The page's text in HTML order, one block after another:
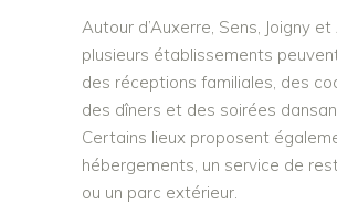
Autour d’Auxerre, Sens, Joigny et
plusieurs établissements
des réceptions familiales, des
des dîners et des soirées
Certains lieux proposent
hébergements, un service de
ou un parc extérieur.